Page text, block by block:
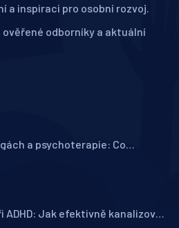
a inspiraci pro osobní rozvoj.
odborníky a aktuální
a psychoterapie: Co
Jak efektivně kanalizovat